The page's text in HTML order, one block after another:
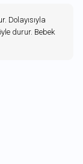
Dolayısıyla
durur. Bebek